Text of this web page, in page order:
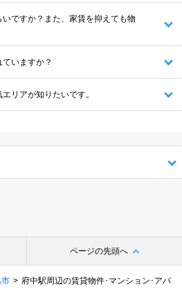
ですか？また、家賃を抑えても物
いますか？
リアが知りたいです。
ページの先頭へ
市
府中駅周辺の賃貸物件･マンション･アパ